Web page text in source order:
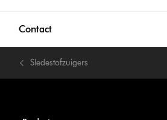
Contact
Sledestofzuigers